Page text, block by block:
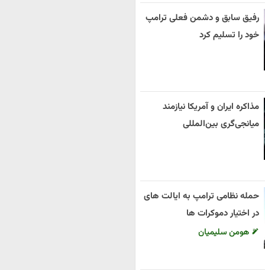
رفیق سابق و دشمن فعلی ترامپ
خود را تسلیم کرد
مذاکره ایران و آمریکا نیازمند
میانجی‌گری بین‌المللی
حمله نظامی ترامپ به ایالت های
در اختیار دموکرات ها
هومن سلیمیان